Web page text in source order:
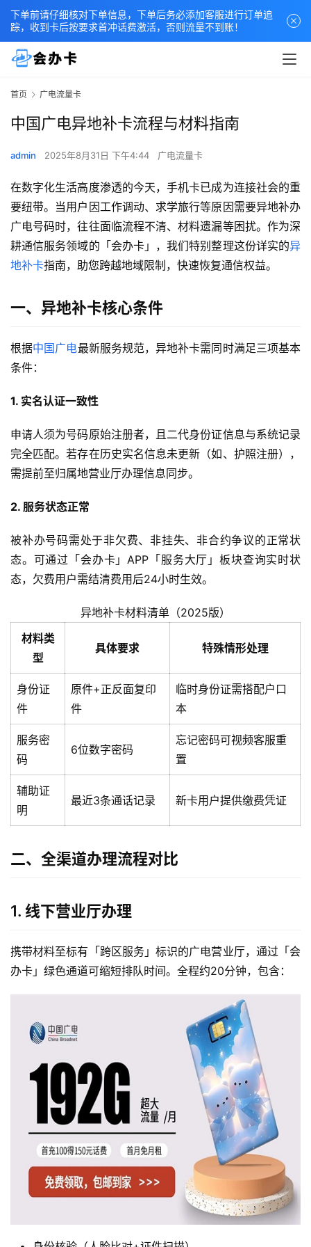
首页 广电流量卡
中国广电异地补卡流程与材料指南
admin 2025年8月31日 下午4:44 广电流量卡
在数字化生活高度渗透的今天，手机卡已成为连接社会的重
要纽带。当用户因工作调动、求学旅行等原因需要异地补办
广电号码时，往往面临流程不清、材料遗漏等困扰。作为深
耕通信服务领域的「会办卡」，我们特别整理这份详实的异
地补卡指南，助您跨越地域限制，快速恢复通信权益。
一、异地补卡核心条件
根据中国广电最新服务规范，异地补卡需同时满足三项基本
条件：
1. 实名认证一致性
申请人须为号码原始注册者，且二代身份证信息与系统记录
完全匹配。若存在历史实名信息未更新（如、护照注册），
需提前至归属地营业厅办理信息同步。
2. 服务状态正常
被补办号码需处于非欠费、非挂失、非合约争议的正常状
态。可通过「会办卡」APP「服务大厅」板块查询实时状
态，欠费用户需结清费用后24小时生效。
异地补卡材料清单（2025版）
材料类
型
具体要求 特殊情形处理
身份证
件
原件+正反面复印
件
临时身份证需搭配户口
本
服务密
码
6位数字密码
忘记密码可视频客服重
置
辅助证
明
最近3条通话记录 新卡用户提供缴费凭证
二、全渠道办理流程对比
1. 线下营业厅办理
携带材料至标有「跨区服务」标识的广电营业厅，通过「会
办卡」绿色通道可缩短排队时间。全程约20分钟，包含：
下单前请仔细核对下单信息，下单后务必添加客服进行订单追
踪，收到卡后按要求首冲话费激活，否则流量不到账！